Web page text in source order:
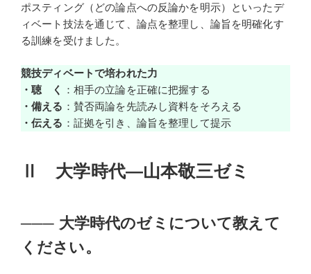
ポスティング（どの論点への反論かを明示）といったデ
ィベート技法を通じて、論点を整理し、論旨を明確化す
る訓練を受けました。
競技ディベートで培われた力
・聴 く
：相手の立論を正確に把握する
・備える ：賛否両論を先読みし資料をそろえる
・伝える ：証拠を引き、論旨を整理して提示
Ⅱ 大学時代―山本敬三ゼミ
─── 大学時代のゼミについて教えて
ください。